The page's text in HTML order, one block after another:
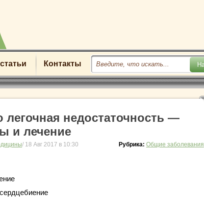
Контакты
легочная недостаточность —
и лечение
/ 18 Авг 2017 в 10:30 Рубрика: Общие заболевания